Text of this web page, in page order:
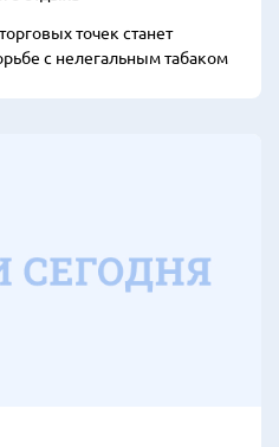
точек станет
с нелегальным табаком